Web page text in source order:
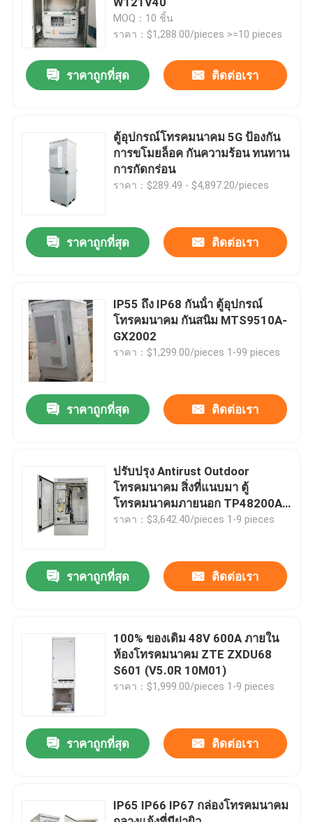
บ้าน
รายชื่อผู้ติดต่อ
วิดีโอ
ตู้โทรคมนาคมกลางแจ้ง
ตู้อุปกรณ์โทรคมนาคม
ตู้แบตเตอรี่โทรคมนาคม
ระบบพลังงานสายโทรคมนาคม DC
MOQ：10 ชิ้น
ราคา：$1,288.00/pieces >=10 pieces
ราคาถูกที่สุด ติดต่อเรา
ตู้อุปกรณ์โทรคมนาคม 5G ป้องกัน
การขโมยล็อค กันความร้อน ทนทาน
การกัดกร่อน
ราคา：$289.49 - $4,897.20/pieces
ราคาถูกที่สุด ติดต่อเรา
IP55 ถึง IP68 กันน้ํา ตู้อุปกรณ์
โทรคมนาคม กันสนิม MTS9510A-
GX2002
ราคา：$1,299.00/pieces 1-99 pieces
ราคาถูกที่สุด ติดต่อเรา
ปรับปรุง Antirust Outdoor
โทรคมนาคม สิ่งที่แนบมา ตู้
โทรคมนาคมภายนอก TP48200A-
HT15B4
ราคา：$3,642.40/pieces 1-9 pieces
ราคาถูกที่สุด ติดต่อเรา
100% ของเดิม 48V 600A ภายใน
ห้องโทรคมนาคม ZTE ZXDU68
S601 (V5.0R 10M01)
ราคา：$1,999.00/pieces 1-9 pieces
ราคาถูกที่สุด ติดต่อเรา
IP65 IP66 IP67 กล่องโทรคมนาคม